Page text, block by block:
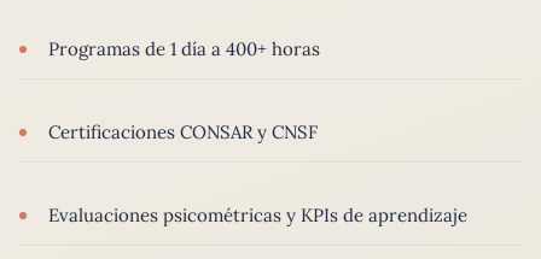
Programas de 1 día a 400+ horas
Certificaciones CONSAR y CNSF
Evaluaciones psicométricas y KPIs de aprendizaje